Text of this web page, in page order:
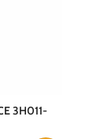
3H011-